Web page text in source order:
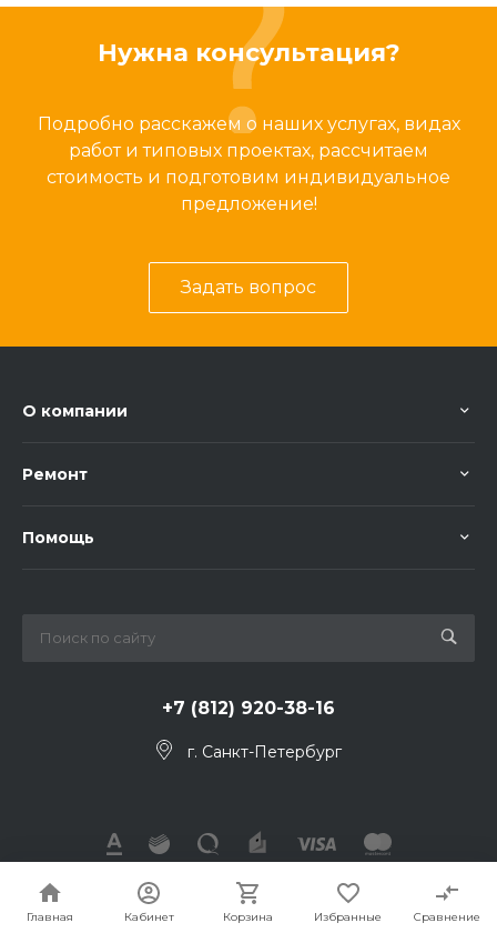
Главная Кабинет Корзина Избранные Сравнение
Нужна консультация?
Подробно расскажем о наших услугах, видах
работ и типовых проектах, рассчитаем
стоимость и подготовим индивидуальное
предложение!
Задать вопрос
О компании
Ремонт
Помощь
+7 (812) 920-38-16
г. Санкт-Петербург
© 2026, Все права защищены